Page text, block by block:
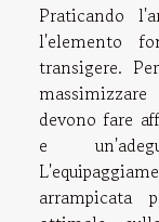
Praticando
l'elemento
transigere.
devono fare
e
arrampicata